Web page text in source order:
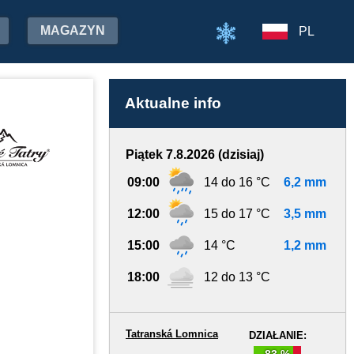
MAGAZYN PL
Aktualne info
Piątek 7.8.2026 (dzisiaj)
09:00 14 do 16 °C 6,2 mm
12:00 15 do 17 °C 3,5 mm
15:00 14 °C 1,2 mm
18:00 12 do 13 °C
DZIAŁANIE:
Tatranská Lomnica